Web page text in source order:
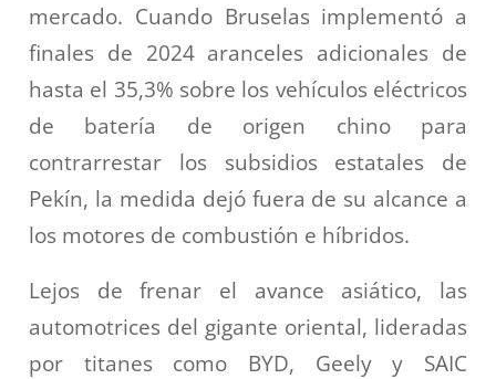
mercado. Cuando Bruselas implementó a
finales de 2024 aranceles adicionales de
hasta el 35,3% sobre los vehículos eléctricos
de batería de origen chino para
contrarrestar los subsidios estatales de
Pekín, la medida dejó fuera de su alcance a
los motores de combustión e híbridos.
Lejos de frenar el avance asiático, las
automotrices del gigante oriental, lideradas
por titanes como BYD, Geely y SAIC